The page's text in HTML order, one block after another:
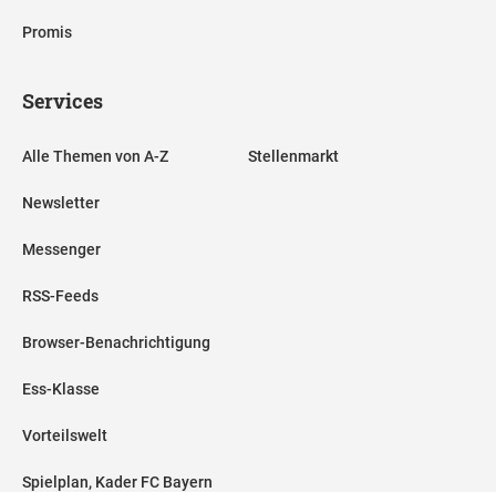
Promis
Services
Alle Themen von A-Z
Newsletter
Messenger
RSS-Feeds
Browser-Benachrichtigung
Ess-Klasse
Vorteilswelt
Spielplan, Kader FC Bayern
Stellenmarkt